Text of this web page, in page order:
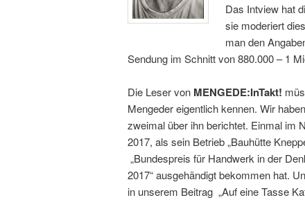
Das Intview hat
sie moderiert
man den
Sendung im Schnitt von 880.000 – 1
Die Leser von MENGEDE:InTakt!
Mengeder eigentlich kennen. Wir
zweimal über ihn berichtet. Einmal im
2017, als sein Betrieb „Bauhütte
„Bundespreis für Handwerk in der
2017“ ausgehändigt bekommen hat.
in unserem Beitrag „Auf eine Tasse